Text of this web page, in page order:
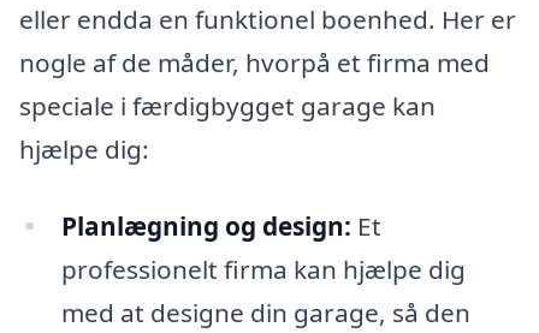
eller endda en funktionel boenhed. Her er
nogle af de måder, hvorpå et firma med
speciale i færdigbygget garage kan
hjælpe dig:
Planlægning og design: Et
professionelt firma kan hjælpe dig
med at designe din garage, så den